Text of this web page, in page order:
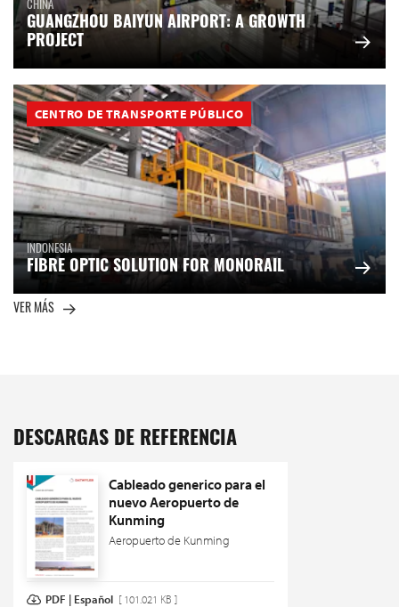
CHINA
GUANGZHOU BAIYUN AIRPORT: A GROWTH
PROJECT
CENTRO DE TRANSPORTE PÚBLICO
INDONESIA
FIBRE OPTIC SOLUTION FOR MONORAIL
VER MÁS
DESCARGAS DE REFERENCIA
Cableado generico para el
nuevo Aeropuerto de
Kunming
Aeropuerto de Kunming
PDF | Español [ 101.021 KB ]